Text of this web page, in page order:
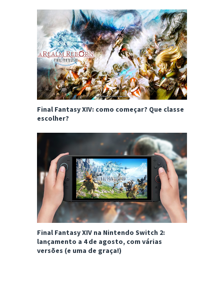
Final Fantasy XIV: como começar? Que classe
escolher?
Final Fantasy XIV na Nintendo Switch 2:
lançamento a 4 de agosto, com várias
versões (e uma de graça!)